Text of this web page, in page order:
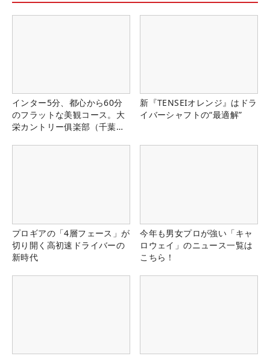
インター5分、都心から60分
のフラットな美観コース。大
栄カントリー俱楽部（千葉
新『TENSEIオレンジ』はドラ
イバーシャフトの“最適解”
プロギアの「4層フェース」が
切り開く高初速ドライバーの
新時代
今年も男女プロが強い「キャ
ロウェイ」のニュース一覧は
こちら！